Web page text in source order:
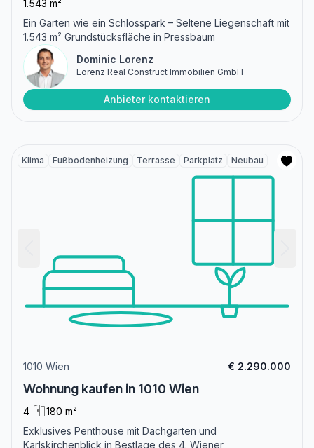
1.543 m²
Ein Garten wie ein Schlosspark – Seltene Liegenschaft mit
1.543 m² Grundstücksfläche in Pressbaum
Dominic Lorenz
Lorenz Real Construct Immobilien GmbH
Anbieter kontaktieren
Klima Fußbodenheizung Terrasse Parkplatz Neubau
1010 Wien € 2.290.000
Wohnung kaufen in 1010 Wien
4
180 m²
Exklusives Penthouse mit Dachgarten und
Karlskirchenblick in Bestlage des 4. Wiener